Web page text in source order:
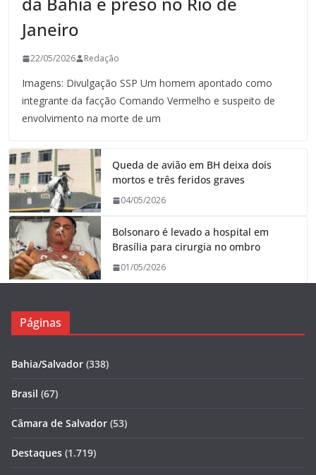
Janeiro
22/05/2026 Redação
Imagens: Divulgação SSP Um homem apontado como
integrante da facção Comando Vermelho e suspeito de
envolvimento na morte de um
Queda de avião em BH deixa dois
mortos e três feridos graves
04/05/2026
Bolsonaro é levado a hospital em
Brasília para cirurgia no ombro
01/05/2026
Páginas
Bahia/Salvador (338)
Brasil (67)
Câmara de Salvador (53)
Destaques (1.719)